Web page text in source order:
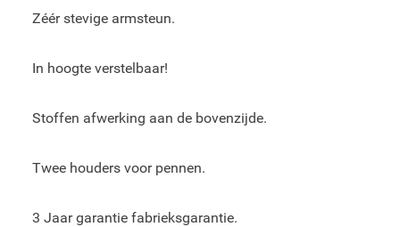
Zéér stevige armsteun.
In hoogte verstelbaar!
Stoffen afwerking aan de bovenzijde.
Twee houders voor pennen.
3 Jaar garantie fabrieksgarantie.